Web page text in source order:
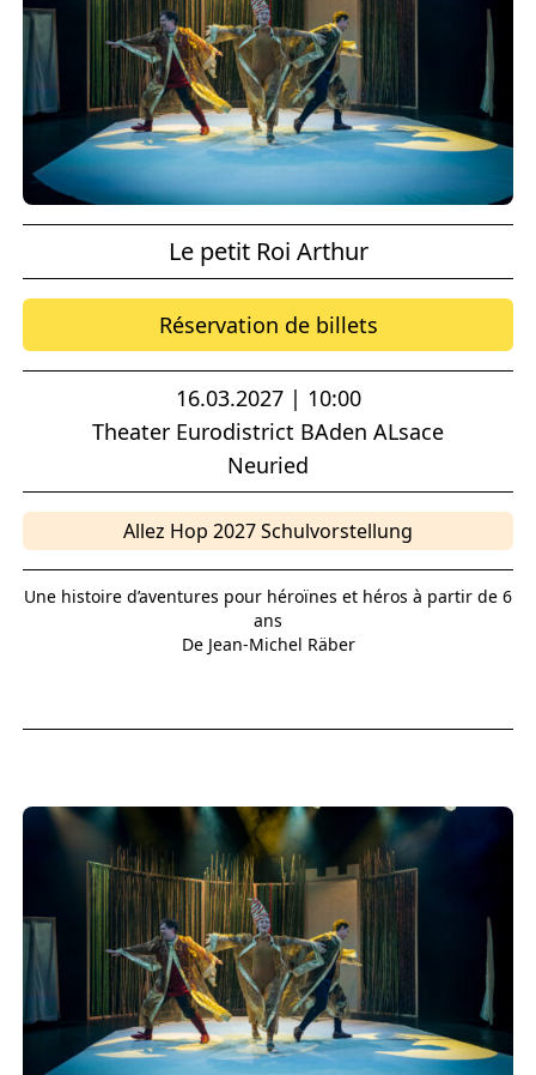
Le petit Roi Arthur
Réservation de billets
16.03.2027 | 10:00
Theater Eurodistrict BAden ALsace
Neuried
Allez Hop 2027 Schulvorstellung
Une histoire d’aventures pour héroïnes et héros à partir de 6
ans
De Jean-Michel Räber